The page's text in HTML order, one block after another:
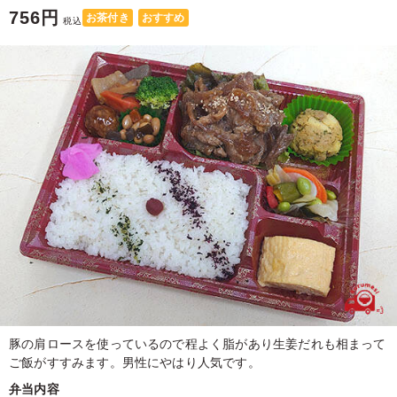
756円 税込 お茶付き おすすめ
豚の肩ロースを使っているので程よく脂があり生姜だれも相まって
ご飯がすすみます。男性にやはり人気です。
弁当内容